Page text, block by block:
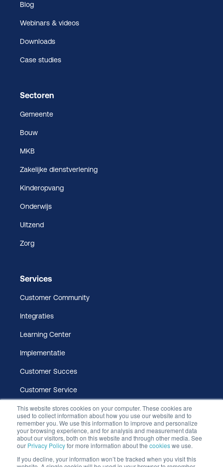
This website stores cookies on your computer. These cookies are
used to collect information about how you use our website and to
remember you. We use this information to improve and personalize
your browsing experience, and for analysis and measurement data
about our visitors, both on this website and through other media. See
our Privacy Policyfor more information about the cookieswe use.
If you decline, your information won’t be tracked when you visit this
Blog
Webinars & videos
Downloads
Case studies
Sectoren
Gemeente
Bouw
MKB
Zakelijke dienstverlening
Kinderopvang
Onderwijs
Uitzend
Zorg
Services
Customer Community
Integraties
Learning Center
Implementatie
Customer Succes
Customer Service